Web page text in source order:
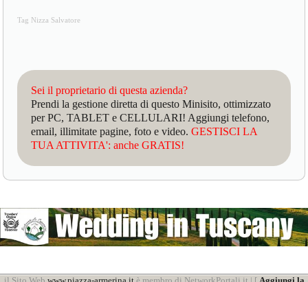
Tag Nizza Salvatore
Sei il proprietario di questa azienda?
Prendi la gestione diretta di questo Minisito, ottimizzato
per PC, TABLET e CELLULARI! Aggiungi telefono,
email, illimitate pagine, foto e video.GESTISCI LA
TUA ATTIVITA': anche GRATIS!